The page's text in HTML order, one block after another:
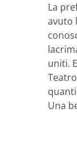
La
avuto
uniti.
Una